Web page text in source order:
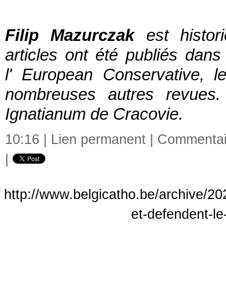
Filip Mazurczakest
articles ont été publiés
l' European Conservative,
nombreuses autres
Ignatianum de Cracovie.
10:16 | Lien permanent
http://www.belgicatho.be/archive/
et-defendent-